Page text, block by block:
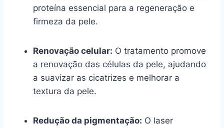
proteína essencial para a regeneração e
firmeza da pele.
Renovação celular: O tratamento promove
a renovação das células da pele, ajudando
a suavizar as cicatrizes e melhorar a
textura da pele.
Redução da pigmentação: O laser